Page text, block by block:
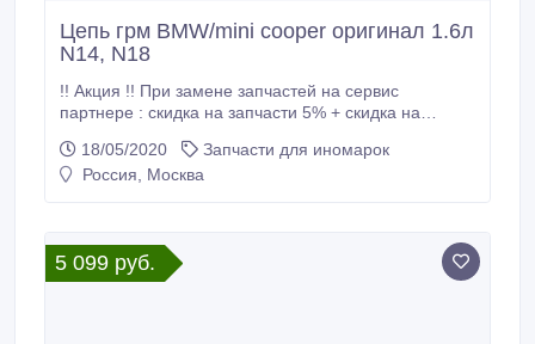
Цепь грм BMW/mini cooper оригинал 1.6л
N14, N18
!! Акция !! При замене запчастей на сервис
партнере : скидка на запчасти 5% + скидка на
ОБЯЗАТЕЛЬНО УТОЧНЯЙТЕ ЦЕНУ И
РЕЗЕРВИРУЙТЕ ДЕТАЛЬ !!! НОВЫЕ!!!! Б/У НЕТ!!!!!
618 317 / 11 31 8618317 Цепь ГРМ BMW/MINI
COOPER ОРИГИНАЛ !!! _______________________
подходит для автомобилей с моторами : N54 , N53 ,
18/05/2020
Запчасти для иномарок
Россия, Москва
5 099 руб.